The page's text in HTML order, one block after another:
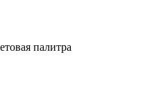
палитра